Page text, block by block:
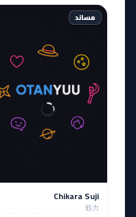
مساند
Chikara Suji
筋力